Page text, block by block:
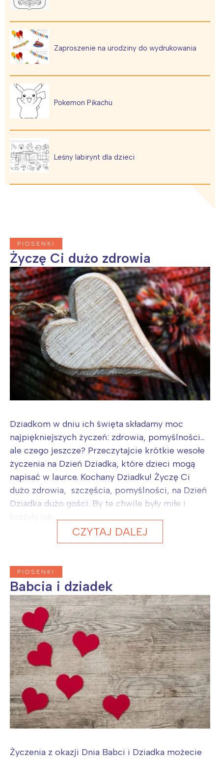
Zaproszenie na urodziny do wydrukowania
Pokemon Pikachu
Leśny labirynt dla dzieci
PIOSENKI
Życzę Ci dużo zdrowia
Dziadkom w dniu ich święta składamy moc
najpiękniejszych życzeń: zdrowia, pomyślności...
ale czego jeszcze? Przeczytajcie krótkie wesołe
życzenia na Dzień Dziadka, które dzieci mogą
napisać w laurce. Kochany Dziadku! Życzę Ci
dużo zdrowia, szczęścia, pomyślności, na Dzień
Dziadka dużo gości. By te chwile były miłe i
CZYTAJ DALEJ
PIOSENKI
Babcia i dziadek
Życzenia z okazji Dnia Babci i Dziadka możecie
Interesują mnie wydarzenia z
Warszawa
Wybieram